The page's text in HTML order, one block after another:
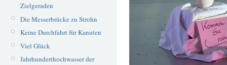
Zielgeraden
Die Messerbrücke zu Strohn
Keine Durchfahrt für Kanuten
Viel Glück
Jahrhunderthochwasser der